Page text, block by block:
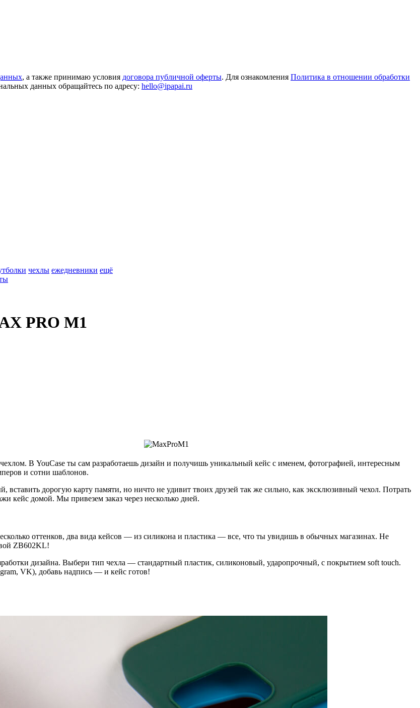
, а также принимаю условия договора публичной оферты. Для ознакомления Политика в отношении обработки
данных обращайтесь по адресу: hello@ipapai.ru
чехлы ежедневники ещё
PRO M1
В YouCase ты сам разработаешь дизайн и получишь уникальный кейс с именем, фотографией, интересным
и сотни шаблонов.
дорогую карту памяти, но ничто не удивит твоих друзей так же сильно, как эксклюзивный чехол. Потрать
кейс домой. Мы привезем заказ через несколько дней.
оттенков, два вида кейсов — из силикона и пластика — все, что ты увидишь в обычных магазинах. Не
ZB602KL!
дизайна. Выбери тип чехла — стандартный пластик, силиконовый, ударопрочный, с покрытием soft touch.
VK), добавь надпись — и кейс готов!